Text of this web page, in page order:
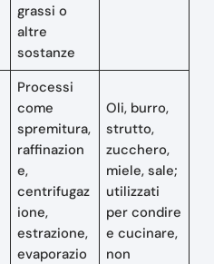
grassi o
altre
sostanze
Processi
come
spremitura,
raffinazion
e,
centrifugaz
ione,
estrazione,
evaporazio
Oli, burro,
strutto,
zucchero,
miele, sale;
utilizzati
per condire
e cucinare,
non